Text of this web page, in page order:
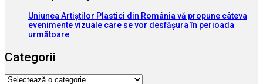
Uniunea Artiștilor Plastici din România vă propune câteva
evenimente vizuale care se vor desfășura în perioada
următoare
Categorii
Categorii